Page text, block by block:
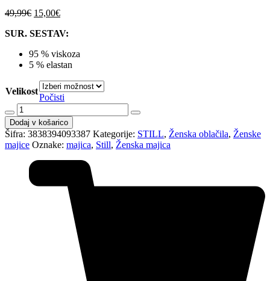
49,99€ Izvirna
je
49,99€.
15,00€Trenutna
je:
SUR. SESTAV:
95 % viskoza
5 % elastan
Velikost
Počisti
MAJICA
Ž.
CA
34-
635-
Dodaj v košarico
Šifra: 3838394093387 Kategorije: STILL, Ženska oblačila, Ženske
majice Oznake: majica, Still, Ženska majica